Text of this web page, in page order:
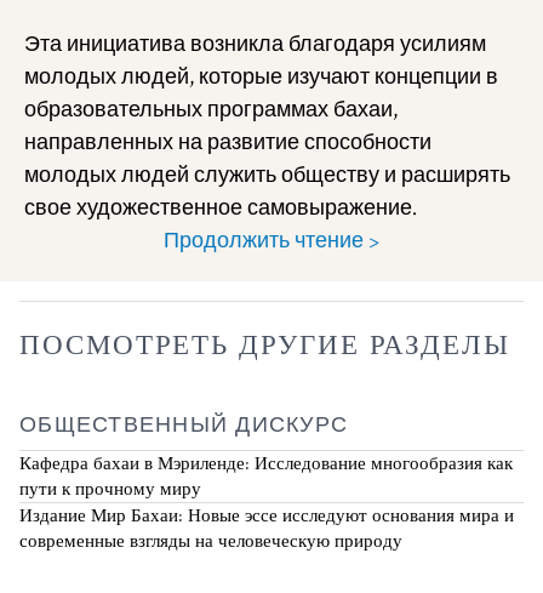
Эта инициатива возникла благодаря усилиям
молодых людей, которые изучают концепции в
образовательных программах бахаи,
направленных на развитие способности
молодых людей служить обществу и расширять
свое художественное самовыражение.
Продолжить чтение >
ПОСМОТРЕТЬ ДРУГИЕ РАЗДЕЛЫ
ОБЩЕСТВЕННЫЙ ДИСКУРС
Кафедра бахаи в Мэриленде: Исследование многообразия как
пути к прочному миру
Издание Мир Бахаи: Новые эссе исследуют основания мира и
современные взгляды на человеческую природу